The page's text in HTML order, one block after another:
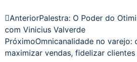
AnteriorPalestra: O Poder do
com Vinicius Valverde
PróximoOmnicanalidade no varejo:
maximizar vendas, fidelizar